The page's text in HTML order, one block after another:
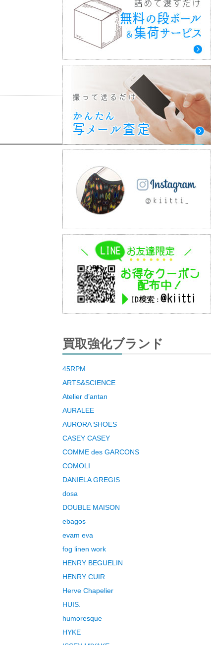
買取強化ブランド
45RPM
ARTS&SCIENCE
Atelier d’antan
AURALEE
AURORA SHOES
CASEY CASEY
COMME des GARCONS
COMOLI
DANIELA GREGIS
dosa
DOUBLE MAISON
ebagos
evam eva
fog linen work
HENRY BEGUELIN
HENRY CUIR
Herve Chapelier
HUIS.
humoresque
HYKE